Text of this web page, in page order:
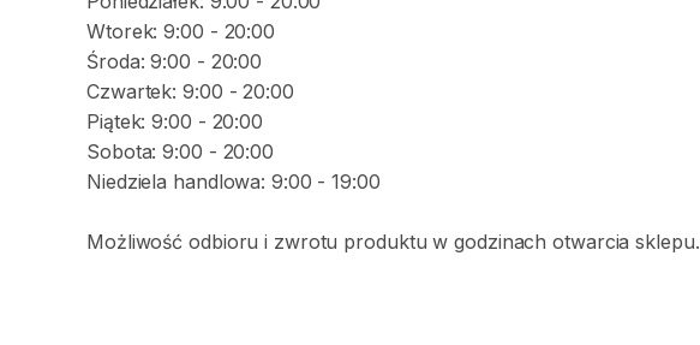
Wtorek: 9:00 - 20:00
Środa: 9:00 - 20:00
Czwartek: 9:00 - 20:00
Piątek: 9:00 - 20:00
Sobota: 9:00 - 20:00
Niedziela handlowa: 9:00 - 19:00
Możliwość odbioru i zwrotu produktu w godzinach otwarcia sklepu.